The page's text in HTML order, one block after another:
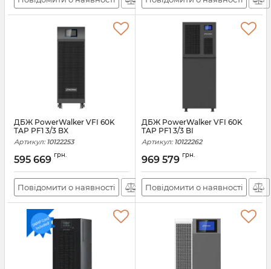
ДБЖ PowerWalker VFI 60K
TAP PF1 3/3 BX
Артикул: 10122253
595 669 грн.
Повідомити о наявності
ДБЖ PowerWalker VFI 60K
TAP PF1 3/3 BI
Артикул: 10122262
969 579 грн.
Повідомити о наявності